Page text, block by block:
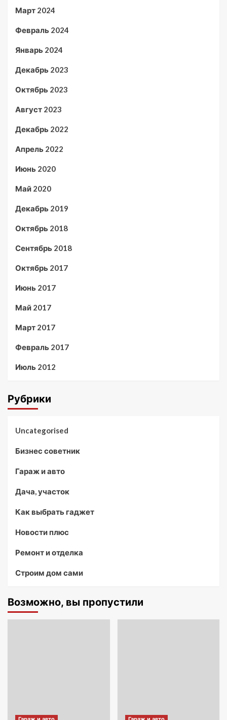
Март 2024
Февраль 2024
Январь 2024
Декабрь 2023
Октябрь 2023
Август 2023
Декабрь 2022
Апрель 2022
Июнь 2020
Май 2020
Декабрь 2019
Октябрь 2018
Сентябрь 2018
Октябрь 2017
Июнь 2017
Май 2017
Март 2017
Февраль 2017
Июль 2012
Рубрики
Uncategorised
Бизнес советник
Гараж и авто
Дача, участок
Как выбрать гаджет
Новости плюс
Ремонт и отделка
Строим дом сами
Возможно, вы пропустили